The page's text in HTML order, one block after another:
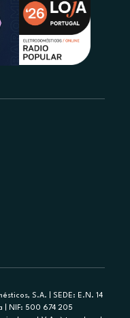
S.A. | SEDE: E.N. 14
| NIF: 500 674 205